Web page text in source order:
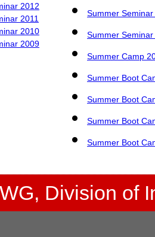
2012
2011
2010
2009
Summer
Summer
Summer Camp
Summer Boot
Summer Boot
Summer Boot
Summer Boot
Division of